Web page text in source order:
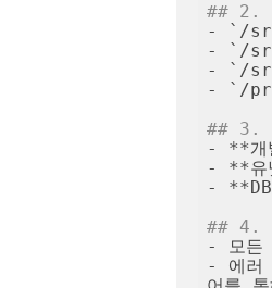
## 2.
- `/
- `/
- `/
- `/
## 3.
- **개
- **유
-
## 4.
- 모든
- 에러